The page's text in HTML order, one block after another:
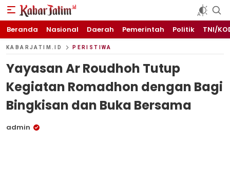
KABARJATIM.id
Kabar Jawa timuran
Beranda Nasional Daerah Pemerintah Politik TNI/
KABARJATIM.ID PERISTIWA
Yayasan Ar Roudhoh Tutup
Kegiatan Romadhon dengan Bagi
Bingkisan dan Buka Bersama
admin